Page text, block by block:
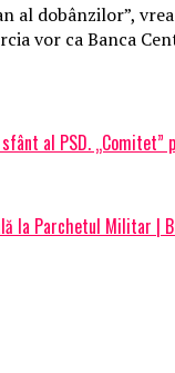
al dobânzilor”,
vor ca Banca
al PSD. „Comitet”
la Parchetul Militar |